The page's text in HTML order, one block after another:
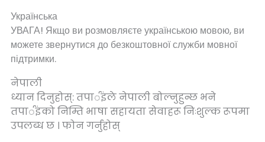
Українська
УВАГА! Якщо ви розмовляєте українською мовою, ви
можете звернутися до безкоштовної служби мовної
підтримки.
नेपाली
ध्यान दिनुहोस्: तपार्इंले नेपाली बोल्नुहुन्छ भने
तपार्इंको निम्ति भाषा सहायता सेवाहरू निःशुल्क रूपमा
उपलब्ध छ । फोन गर्नुहोस्